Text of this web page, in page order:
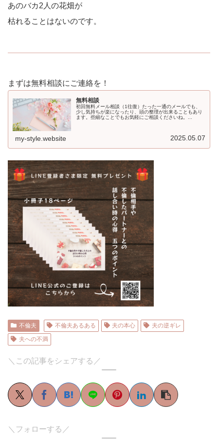
あのバカ2人の花畑が
枯れることはないのです。
まずは無料相談にご連絡を！
無料相談
初回無料メール相談（1往復）たった一通のメールでも、
少し気持ちが楽になったり、頭の整理が出来ることもあり
ます。些細なことでもお気軽にご相談くださいね。...
my-style.website 2025.05.07
不倫夫 不倫夫あるある 夫の本心
夫の逆ギレ
夫への不満
＼この記事をシェアする／
＼フォローする／